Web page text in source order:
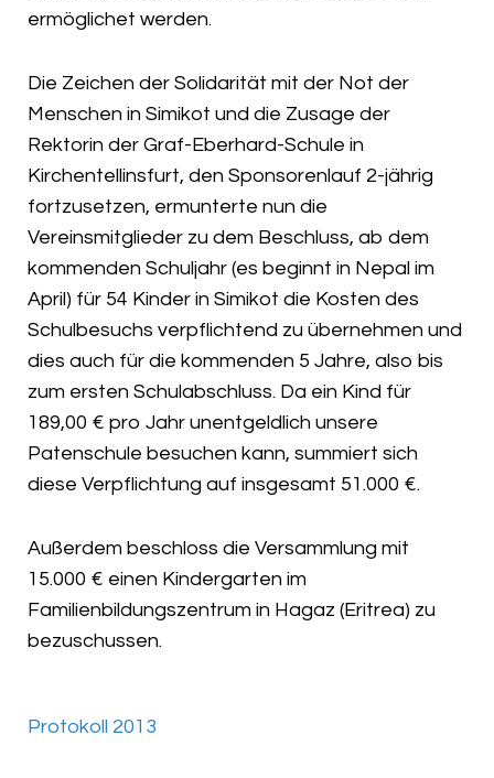
ermöglichet werden.
Die Zeichen der Solidarität mit der Not der
Menschen in Simikot und die Zusage der
Rektorin der Graf-Eberhard-Schule in
Kirchentellinsfurt, den Sponsorenlauf 2-jährig
fortzusetzen, ermunterte nun die
Vereinsmitglieder zu dem Beschluss, ab dem
kommenden Schuljahr (es beginnt in Nepal im
April) für 54 Kinder in Simikot die Kosten des
Schulbesuchs verpflichtend zu übernehmen und
dies auch für die kommenden 5 Jahre, also bis
zum ersten Schulabschluss. Da ein Kind für
189,00 € pro Jahr unentgeldlich unsere
Patenschule besuchen kann, summiert sich
diese Verpflichtung auf insgesamt 51.000 €.
Außerdem beschloss die Versammlung mit
15.000 € einen Kindergarten im
Familienbildungszentrum in Hagaz (Eritrea) zu
bezuschussen.
Protokoll 2013